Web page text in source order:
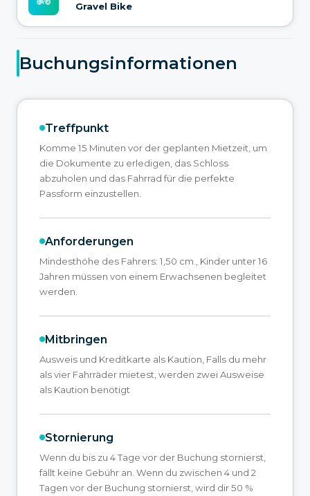
Gravel Bike
Buchungsinformationen
Treffpunkt
Komme 15 Minuten vor der geplanten Mietzeit, um
die Dokumente zu erledigen, das Schloss
abzuholen und das Fahrrad für die perfekte
Passform einzustellen.
Anforderungen
Mindesthöhe des Fahrers: 1,50 cm., Kinder unter 16
Jahren müssen von einem Erwachsenen begleitet
werden.
Mitbringen
Ausweis und Kreditkarte als Kaution, Falls du mehr
als vier Fahrräder mietest, werden zwei Ausweise
als Kaution benötigt
Stornierung
Wenn du bis zu 4 Tage vor der Buchung stornierst,
fällt keine Gebühr an. Wenn du zwischen 4 und 2
Tagen vor der Buchung stornierst, wird dir 50 %